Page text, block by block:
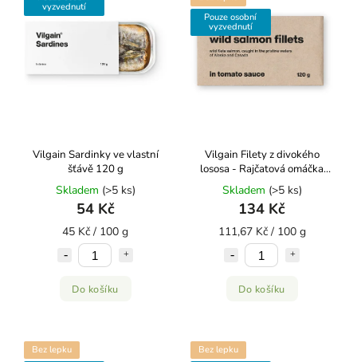
vyzvednutí
Vilgain Sardinky ve vlastní
šťávě 120 g
Skladem (>5 ks)
54 Kč
45 Kč / 100 g
Do košíku
Pouze osobní
vyzvednutí
Vilgain Filety z divokého
lososa - Rajčatová omáčka
120g
Skladem (>5 ks)
134 Kč
111,67 Kč / 100 g
Do košíku
Bez lepku
Bez lepku